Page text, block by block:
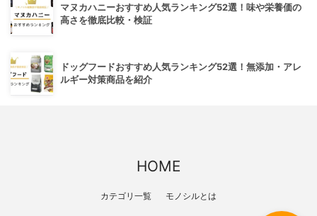
マヌカハニーおすすめ人気ランキング52選！味や栄養価の
高さを徹底比較・検証
ドッグフードおすすめ人気ランキング52選！無添加・アレ
ルギー対策商品を紹介
HOME
カテゴリ一覧 モノシルとは